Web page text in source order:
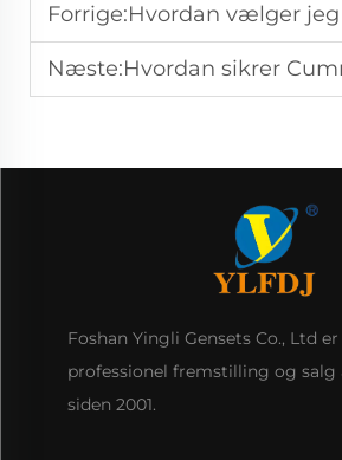
Forrige:Hvordan vælger jeg det rigtige Cummins
Næste:Hvordan sikrer Cummins
Foshan Yingli Gensets Co., Ltd
professionel fremstilling og salg
siden 2001.